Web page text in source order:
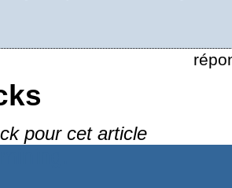
pour cet article